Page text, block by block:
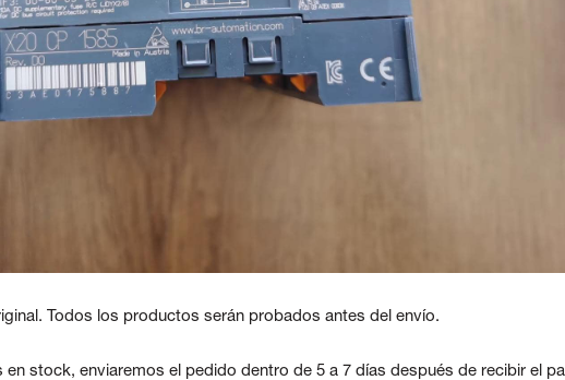
Todos los productos serán probados antes del envío.
en stock, enviaremos el pedido dentro de 5 a 7 días después de recibir el